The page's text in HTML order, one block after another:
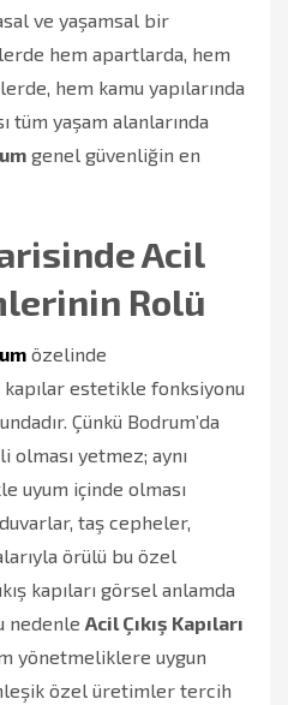
ve yaşamsal bir
hem apartlarda, hem
hem kamu yapılarında
tüm yaşam alanlarında
genel güvenliğin en
Acil
Rolü
özelinde
estetikle fonksiyonu
Çünkü Bodrum’da
olması yetmez; aynı
uyum içinde olması
taş cepheler,
örülü bu özel
kapıları görsel anlamda
nedenle Acil Çıkış Kapıları
yönetmeliklere uygun
özel üretimler tercih